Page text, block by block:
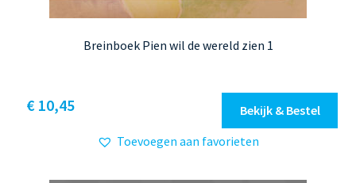
Breinboek Pien wil de wereld zien 1
€ 10,45 Bekijk & Bestel
heeft
Toevoegen aan favorieten